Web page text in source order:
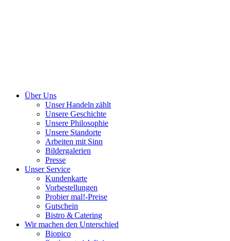
Über Uns
Unser Handeln zählt
Unsere Geschichte
Unsere Philosophie
Unsere Standorte
Arbeiten mit Sinn
Bildergalerien
Presse
Unser Service
Kundenkarte
Vorbestellungen
Probier mal!-Preise
Gutschein
Bistro & Catering
Wir machen den Unterschied
Biopico